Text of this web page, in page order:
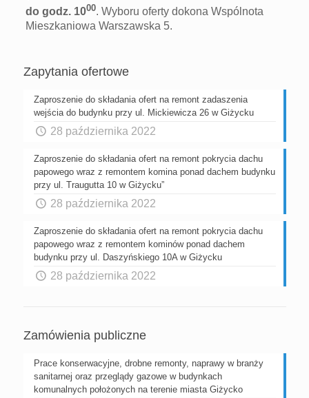
do godz. 1000. Wyboru oferty dokona Wspólnota
Mieszkaniowa Warszawska 5.
Zapytania ofertowe
Zaproszenie do składania ofert na remont zadaszenia
wejścia do budynku przy ul. Mickiewicza 26 w Giżycku
28 października 2022
Zaproszenie do składania ofert na remont pokrycia dachu
papowego wraz z remontem komina ponad dachem budynku
przy ul. Traugutta 10 w Giżycku”
28 października 2022
Zaproszenie do składania ofert na remont pokrycia dachu
papowego wraz z remontem kominów ponad dachem
budynku przy ul. Daszyńskiego 10A w Giżycku
28 października 2022
Zamówienia publiczne
Prace konserwacyjne, drobne remonty, naprawy w branży
sanitarnej oraz przeglądy gazowe w budynkach
komunalnych położonych na terenie miasta Giżycko